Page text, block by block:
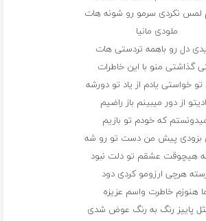
لمس نکردی سرمو رو شونه هات
ملودی مانیا
دل رو باهمه تردستی هات
گذاشتی منو با این خاطرات
خواستی یادم از یاد تو دورشه
از دور میبینم باز راضیم
که خودم تو بازیم
بزودی پیش من دست تو رو شه
هیچوقت عشقم تو دلت نبود
هرچی ارزومو کردی دود
هنوزم خاطرت واسم عزیزه
پاییز رنگ به رنگ عوض شدی